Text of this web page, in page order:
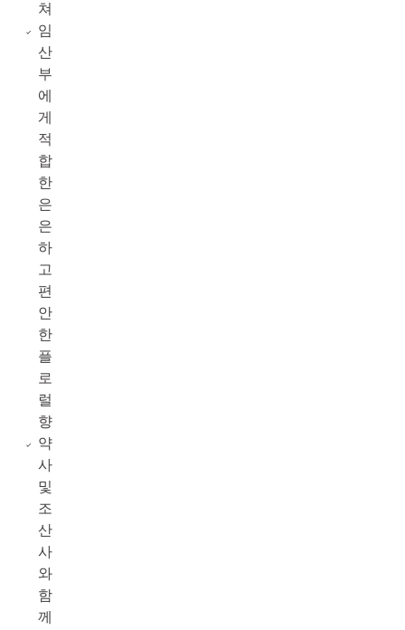
쳐
임
산
부
에
게
적
합
한
은
은
하
고
편
안
한
플
로
럴
향
약
사
및
조
산
사
와
함
께